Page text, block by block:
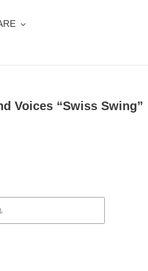
Voices “Swiss Swing”